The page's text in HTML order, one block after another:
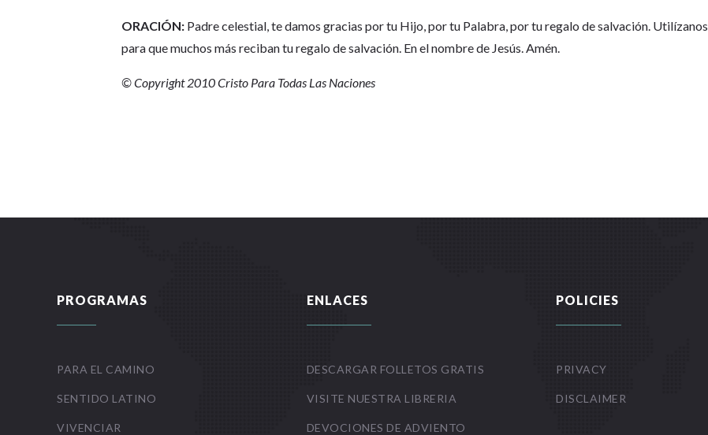
ORACIÓN: Padre celestial, te damos gracias por tu Hijo, por tu Palabra, por tu regalo de salvación. Utilízanos
para que muchos más reciban tu regalo de salvación. En el nombre de Jesús. Amén.
© Copyright 2010 Cristo Para Todas Las Naciones
PROGRAMAS
PARA EL CAMINO
SENTIDO LATINO
VIVENCIAR
ENLACES
DESCARGAR FOLLETOS GRATIS
VISITE NUESTRA LIBRERIA
DEVOCIONES DE ADVIENTO
POLICIES
PRIVACY
DISCLAIMER